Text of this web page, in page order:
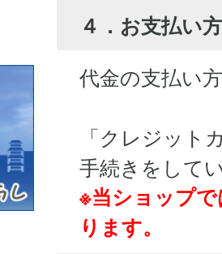
４．お支払い
代金の支払い
「クレジット
手続きをして
※当ショップ
ります。